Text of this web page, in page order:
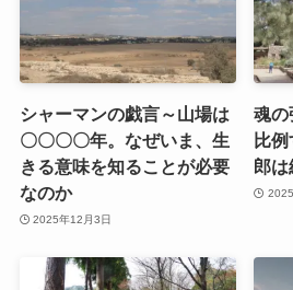
シャーマンの戯言～山場は
〇〇〇〇年。なぜいま、生
きる意味を知ることが必要
なのか
2025年12月3日
魂の
比
郎は